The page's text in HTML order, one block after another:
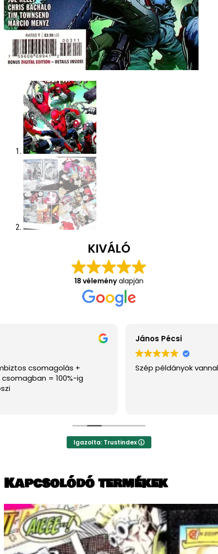
KIVÁLÓ
18 véleményalapján
Szép példányok vannak az oldalon, ajánlom.
Igazolta: Trustindex
Kapcsolódó termékek